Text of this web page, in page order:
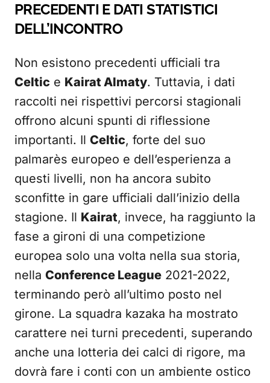
PRECEDENTI E DATI STATISTICI
DELL’INCONTRO
Non esistono precedenti ufficiali tra
Celtic e Kairat Almaty. Tuttavia, i dati
raccolti nei rispettivi percorsi stagionali
offrono alcuni spunti di riflessione
importanti. Il Celtic, forte del suo
palmarès europeo e dell’esperienza a
questi livelli, non ha ancora subito
sconfitte in gare ufficiali dall’inizio della
stagione. Il Kairat, invece, ha raggiunto la
fase a gironi di una competizione
europea solo una volta nella sua storia,
nella Conference League 2021-2022,
terminando però all’ultimo posto nel
girone. La squadra kazaka ha mostrato
carattere nei turni precedenti, superando
anche una lotteria dei calci di rigore, ma
dovrà fare i conti con un ambiente ostico